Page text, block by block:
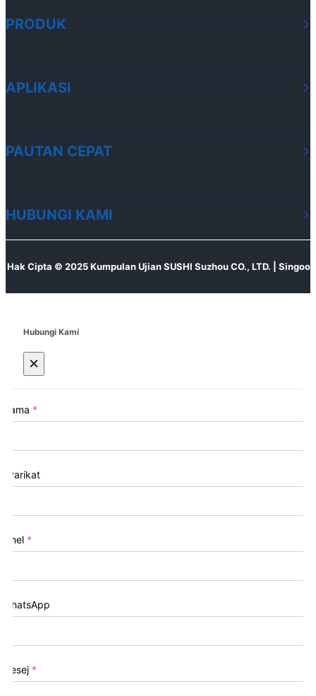
PRODUK
APLIKASI
PAUTAN CEPAT
HUBUNGI KAMI
Hak Cipta © 2025 Kumpulan Ujian SUSHI Suzhou CO., LTD. | Singoo
Hubungi Kami
×
Nama *
Syarikat
Emel *
WhatsApp
Mesej *